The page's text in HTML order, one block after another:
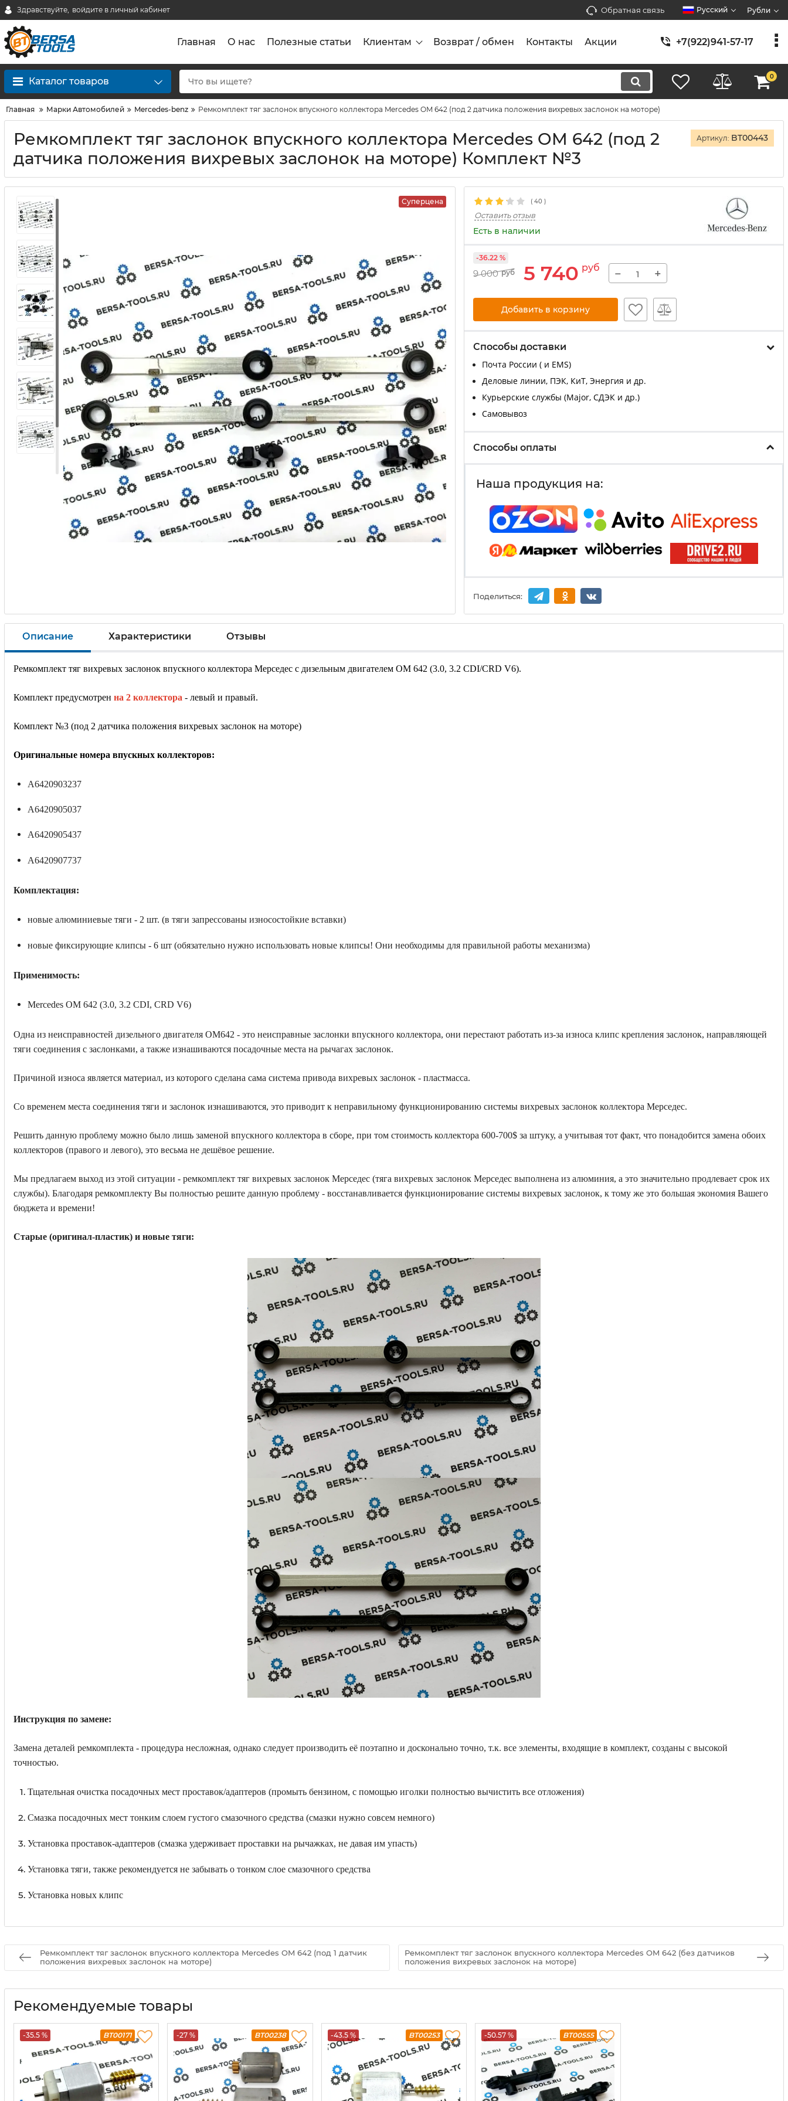
Здравствуйте, войдите в личный кабинет Обратная связь Русский Рубли
Главная О нас Полезные статьи Клиентам Возврат / обмен Контакты Акции +7(922)941-57-17
Каталог товаров 0
Главная Марки Автомобилей Mercedes-benz Ремкомплект тяг заслонок впускного коллектора Mercedes OM 642 (под 2 датчика положения вихревых заслонок на моторе)
Ремкомплект тяг заслонок впускного коллектора Mercedes OM 642 (под 2
датчика положения вихревых заслонок на моторе) Комплект №3
Артикул: BT00443
Суперцена ( 40 )
Оставить отзыв
Есть в наличии
9 000 руб 5 740 руб
-36.22 %
− +
Добавить в корзину
Способы доставки
Почта России ( и EMS)
Деловые линии, ПЭК, КиТ, Энергия и др.
Курьерские службы (Major, СДЭК и др.)
Самовывоз
Способы оплаты
Наша продукция на:
Поделиться:
Описание Характеристики Отзывы
Ремкомплект тяг вихревых заслонок впускного коллектора Мерседес с дизельным двигателем OM 642 (3.0, 3.2 CDI/CRD V6).
Комплект предусмотрен на 2 коллектора - левый и правый.
Комплект №3 (под 2 датчика положения вихревых заслонок на моторе)
Оригинальные номера впускных коллекторов:
A6420903237
A6420905037
A6420905437
A6420907737
Комплектация:
новые алюминиевые тяги - 2 шт. (в тяги запрессованы износостойкие вставки)
новые фиксирующие клипсы - 6 шт (обязательно нужно использовать новые клипсы! Они необходимы для правильной работы механизма)
Применимость:
Mercedes OM 642 (3.0, 3.2 CDI, CRD V6)
Одна из неисправностей дизельного двигателя ОМ642 - это неисправные заслонки впускного коллектора, они перестают работать из-за износа клипс крепления заслонок, направляющей
тяги соединения с заслонками, а также изнашиваются посадочные места на рычагах заслонок.
Причиной износа является материал, из которого сделана сама система привода вихревых заслонок - пластмасса.
Со временем места соединения тяги и заслонок изнашиваются, это приводит к неправильному функционированию системы вихревых заслонок коллектора Мерседес.
Решить данную проблему можно было лишь заменой впускного коллектора в сборе, при том стоимость коллектора 600-700$ за штуку, а учитывая тот факт, что понадобится замена обоих
коллекторов (правого и левого), это весьма не дешёвое решение.
Мы предлагаем выход из этой ситуации - ремкомплект тяг вихревых заслонок Мерседес (тяга вихревых заслонок Мерседес выполнена из алюминия, а это значительно продлевает срок их
службы). Благодаря ремкомплекту Вы полностью решите данную проблему - восстанавливается функционирование системы вихревых заслонок, к тому же это большая экономия Вашего
бюджета и времени!
Старые (оригинал-пластик) и новые тяги:
Инструкция по замене:
Замена деталей ремкомплекта - процедура несложная, однако следует производить её поэтапно и досконально точно, т.к. все элементы, входящие в комплект, созданы с высокой
точностью.
Тщательная очистка посадочных мест проставок/адаптеров (промыть бензином, с помощью иголки полностью вычистить все отложения)
Смазка посадочных мест тонким слоем густого смазочного средства (смазки нужно совсем немного)
Установка проставок-адаптеров (смазка удерживает проставки на рычажках, не давая им упасть)
Установка тяги, также рекомендуется не забывать о тонком слое смазочного средства
Установка новых клипс
Ремкомплект тяг заслонок впускного коллектора Mercedes OM 642 (под 1 датчик
положения вихревых заслонок на моторе)
Ремкомплект тяг заслонок впускного коллектора Mercedes OM 642 (без датчиков
положения вихревых заслонок на моторе)
Рекомендуемые товары
-35.5 % BT00171 -27 % BT00238 -43.5 % BT00253 -50.57 % BT00555